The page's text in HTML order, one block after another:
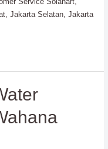
Jakarta Selatan, Jakarta